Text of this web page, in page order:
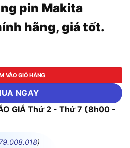
pin Makita
hãng, giá tốt.
CL001GZ19 (Chưa kèm Pin &
VÀO GIỎ HÀNG
NGAY
GIÁ Thứ 2 - Thứ 7 (8h00 -
)